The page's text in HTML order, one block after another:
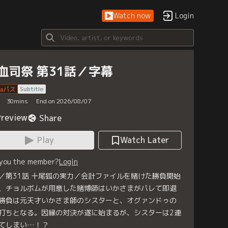
Watch now Login
司祭 第31話／字幕
Subtitle
30mins End on 2026/08/07
Share
Play
Watch Later
the member?Login
第31話 十尾狐の実力／会計ファイルを賭けた勝負開始
チョルボムが用意した賭博師はいかさまがバレて即退
負は元天才いかさま師のシスターと、オグァンドゥの
ちとなる。因縁の対決が遂に始まるが、シスターは2連
しまい…！？